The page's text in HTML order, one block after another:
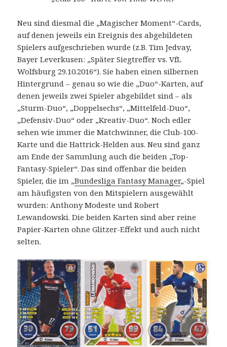
Neu sind diesmal die „Magischer Moment“-Cards,
auf denen jeweils ein Ereignis des abgebildeten
Spielers aufgeschrieben wurde (z.B. Tim Jedvay,
Bayer Leverkusen: „Später Siegtreffer vs. VfL
Wolfsburg 29.10.2016“). Sie haben einen silbernen
Hintergrund – genau so wie die „Duo“-Karten, auf
denen jeweils zwei Spieler abgebildet sind – als
„Sturm-Duo“, „Doppelsechs“, „Mittelfeld-Duo“,
„Defensiv-Duo“ oder „Kreativ-Duo“. Noch edler
sehen wie immer die Matchwinner, die Club-100-
Karte und die Hattrick-Helden aus. Neu sind ganz
am Ende der Sammlung auch die beiden „Top-
Fantasy-Spieler“. Das sind offenbar die beiden
Spieler, die im „Bundesliga Fantasy Manager„-Spiel
am häufigsten von den Mitspielern ausgewählt
wurden: Anthony Modeste und Robert
Lewandowski. Die beiden Karten sind aber reine
Papier-Karten ohne Glitzer-Effekt und auch nicht
selten.